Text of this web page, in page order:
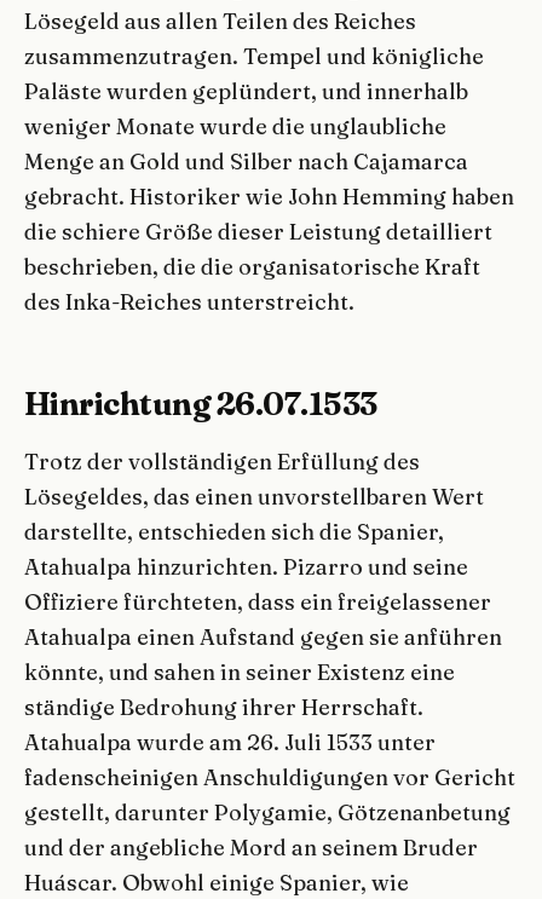
Lösegeld aus allen Teilen des Reiches
zusammenzutragen. Tempel und königliche
Paläste wurden geplündert, und innerhalb
weniger Monate wurde die unglaubliche
Menge an Gold und Silber nach Cajamarca
gebracht. Historiker wie John Hemming haben
die schiere Größe dieser Leistung detailliert
beschrieben, die die organisatorische Kraft
des Inka-Reiches unterstreicht.
Hinrichtung 26.07.1533
Trotz der vollständigen Erfüllung des
Lösegeldes, das einen unvorstellbaren Wert
darstellte, entschieden sich die Spanier,
Atahualpa hinzurichten. Pizarro und seine
Offiziere fürchteten, dass ein freigelassener
Atahualpa einen Aufstand gegen sie anführen
könnte, und sahen in seiner Existenz eine
ständige Bedrohung ihrer Herrschaft.
Atahualpa wurde am 26. Juli 1533 unter
fadenscheinigen Anschuldigungen vor Gericht
gestellt, darunter Polygamie, Götzenanbetung
und der angebliche Mord an seinem Bruder
Huáscar. Obwohl einige Spanier, wie